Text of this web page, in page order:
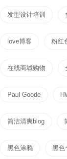
发型设计培训
love博客 粉红
在线商城购物
Paul Goode
简洁清爽blog
黑色涂鸦 黑色